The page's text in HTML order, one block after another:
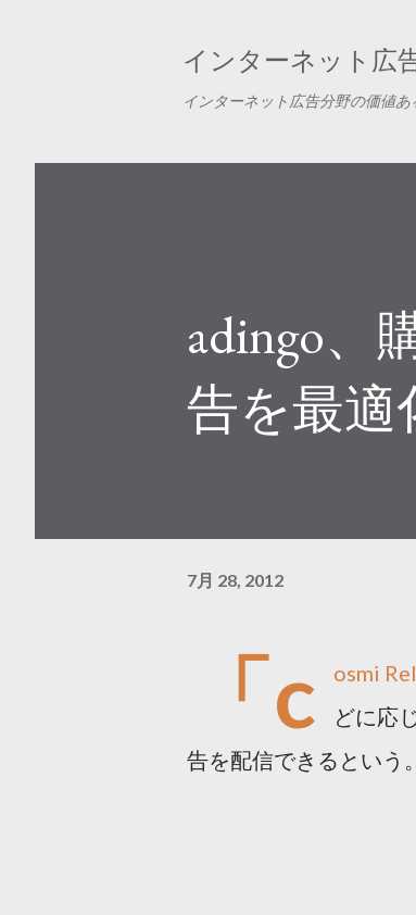
インターネット広
インターネット広告分野の価値
adingo、
告を最適
7月 28, 2012
「c
osmi
どに応
告を配信できるという。